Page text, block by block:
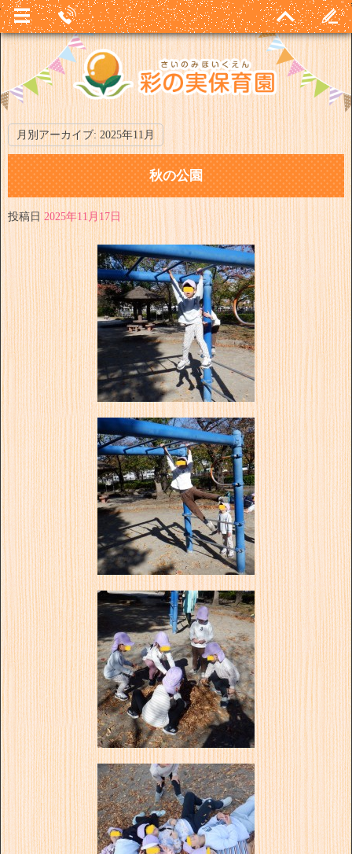
月別アーカイブ:2025年11月
秋の公園
投稿日 2025年11月17日